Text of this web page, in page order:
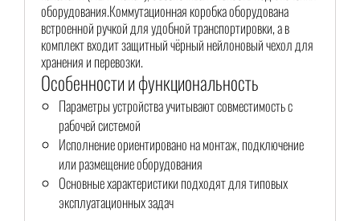
оборудования.Коммутационная коробка оборудована
встроенной ручкой для удобной транспортировки, а в
комплект входит защитный чёрный нейлоновый чехол для
хранения и перевозки.
Особенности и функциональность
Параметры устройства учитывают совместимость с
рабочей системой
Исполнение ориентировано на монтаж, подключение
или размещение оборудования
Основные характеристики подходят для типовых
эксплуатационных задач